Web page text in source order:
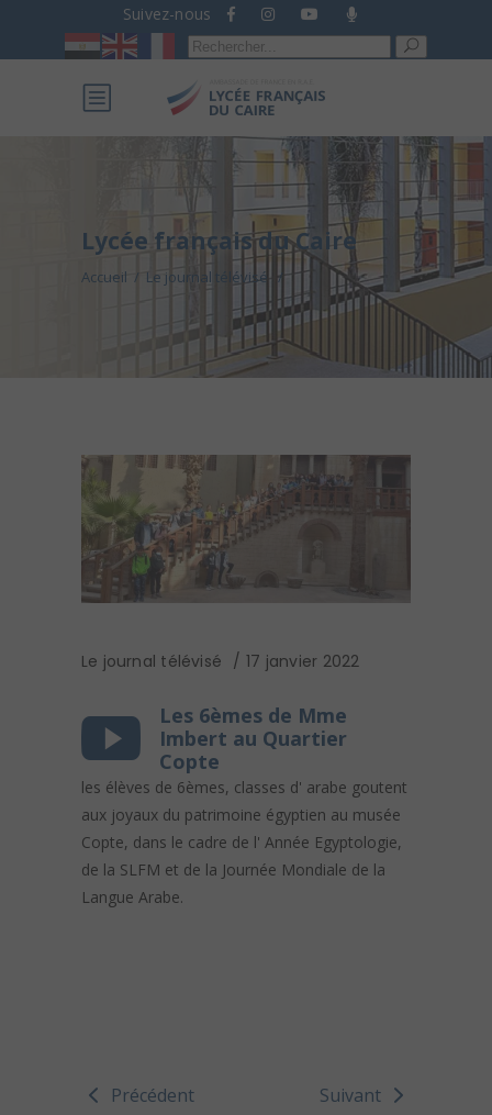
Suivez-nous
Recherche
pour :
Lycée français du Caire
Accueil / Le journal télévisé /
Le journal télévisé 17 janvier 2022
Les 6èmes de Mme
Imbert au Quartier
Copte
les élèves de 6èmes, classes d' arabe goutent
aux joyaux du patrimoine égyptien au musée
Copte, dans le cadre de l' Année Egyptologie,
de la SLFM et de la Journée Mondiale de la
Langue Arabe.
Précédent Suivant